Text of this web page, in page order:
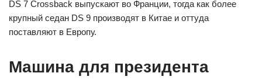
DS 7 Crossback выпускают во Франции, тогда как более
крупный седан DS 9 производят в Китае и оттуда
поставляют в Европу.
Машина для президента